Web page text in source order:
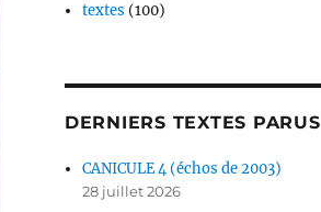
textes (100)
DERNIERS TEXTES PARUS
CANICULE 4 (échos de 2003)
28 juillet 2026